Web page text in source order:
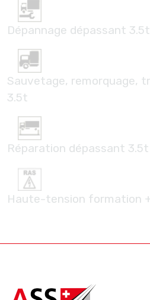
Dépannage dépassant 3.5t
Sauvetage, remorquage,
3.5t
Réparation dépassant 3.5t
Haute-tension formation